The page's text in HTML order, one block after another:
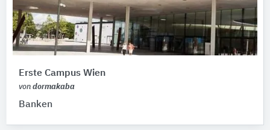
Erste Campus Wien
von dormakaba
Banken